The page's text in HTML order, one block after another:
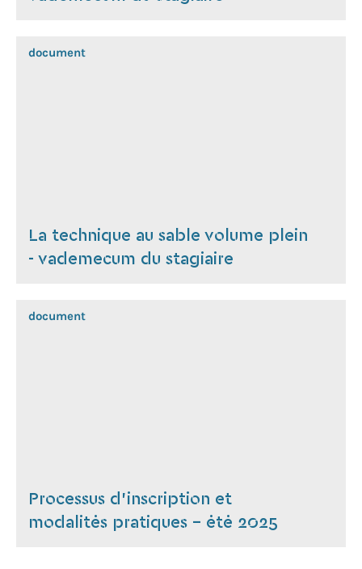
document
La technique au sable volume plein
- vademecum du stagiaire
document
Processus d'inscription et
modalités pratiques - été 2025